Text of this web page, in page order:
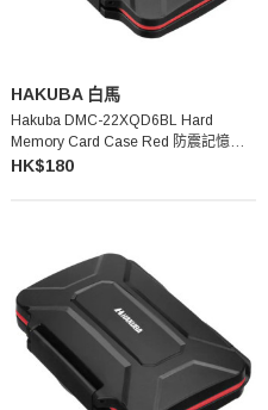
HAKUBA 白馬
Hakuba DMC-22XQD6BL Hard
Memory Card Case Red 防震記憶卡
收納盒 (XQD/CFexpress Type B卡適用
HK$180